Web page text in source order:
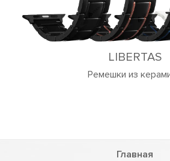
Главная